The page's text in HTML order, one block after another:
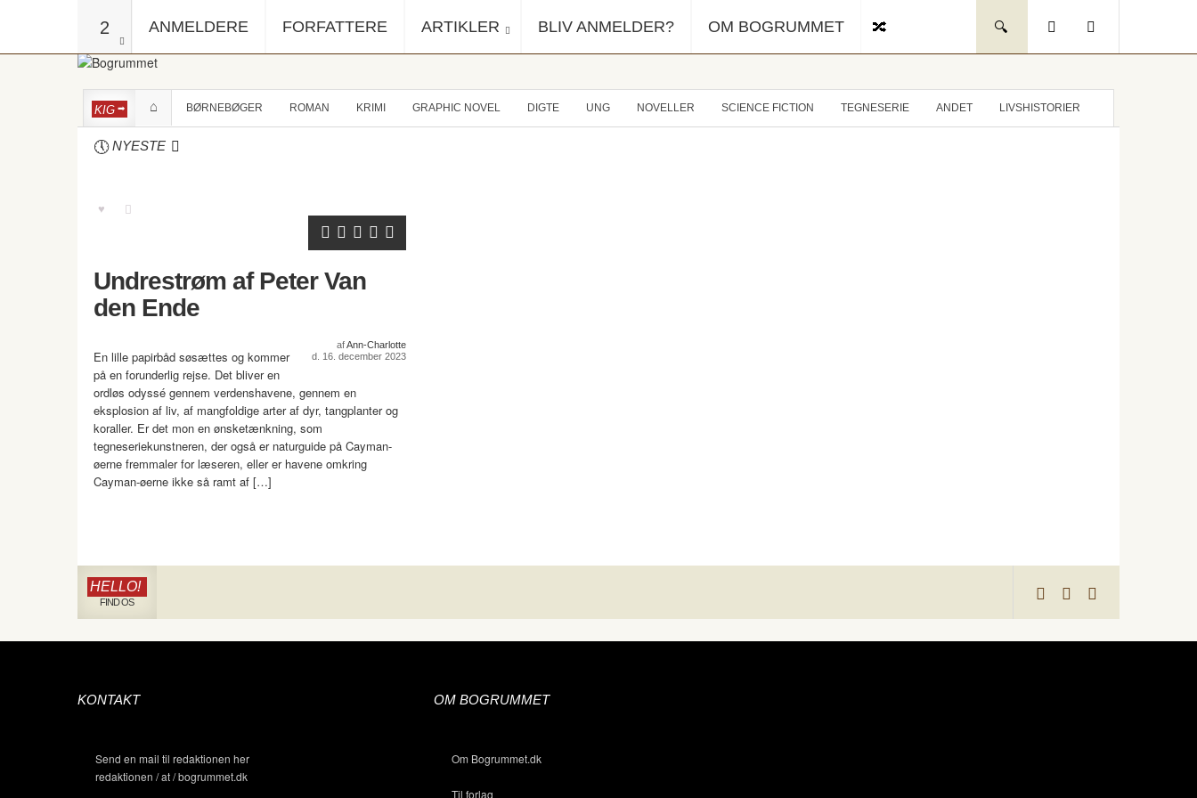
2 ANMELDERE FORFATTERE ARTIKLER BLIV ANMELDER? OM BOGRUMMET
KIG BØRNEBØGER ROMAN KRIMI GRAPHIC NOVEL DIGTE UNG NOVELLER SCIENCE FICTION TEGNESERIE ANDET LIVSHISTORIER
NYESTE
Undrestrøm af Peter Van
den Ende
afAnn-Charlotte
d. 16. december 2023
En lille papirbåd søsættes og kommer
på en forunderlig rejse. Det bliver en
ordløs odyssé gennem verdenshavene, gennem en
eksplosion af liv, af mangfoldige arter af dyr, tangplanter og
koraller. Er det mon en ønsketænkning, som
tegneseriekunstneren, der også er naturguide på Cayman-
øerne fremmaler for læseren, eller er havene omkring
Cayman-øerne ikke så ramt af […]
HELLO!
FIND OS
KONTAKT
Send en mail til redaktionen her
redaktionen / at / bogrummet.dk
OM BOGRUMMET
Om Bogrummet.dk
Til forlag